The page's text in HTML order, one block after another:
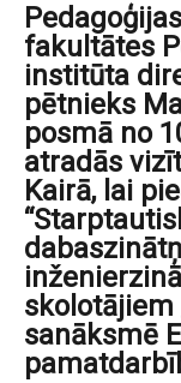
fakultātes
institūta
pētnieks
posmā no
atradās
Kairā, lai
skolotājiem
sanāksmē